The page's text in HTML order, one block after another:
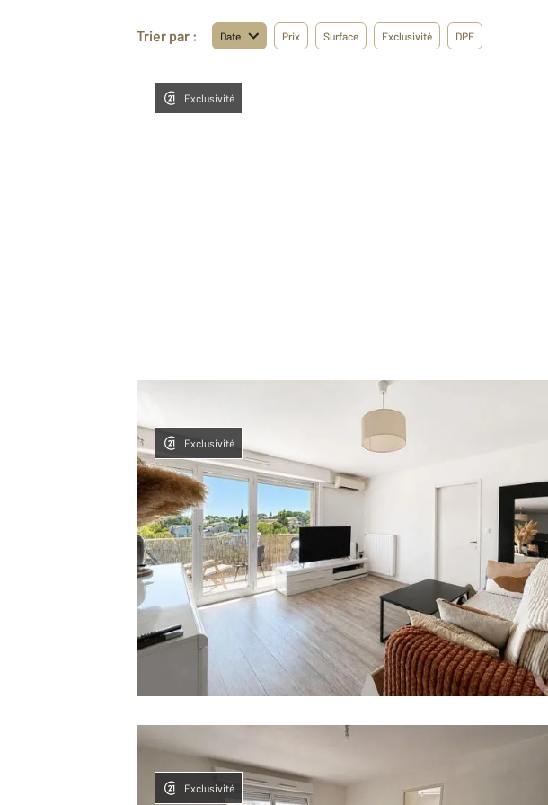
Trier par : Date Prix Surface Exclusivité DPE
Exclusivité
Exclusivité
Exclusivité